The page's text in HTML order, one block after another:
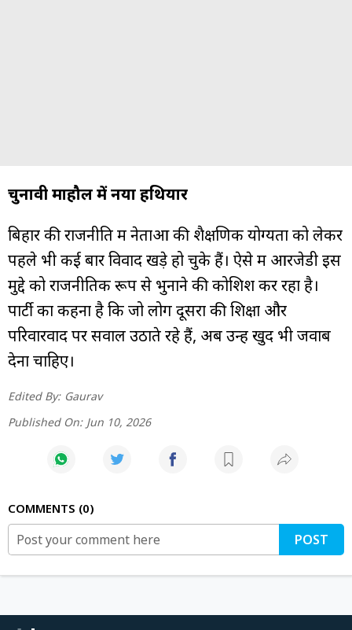
चुनावी माहौल में नया हथियार
बिहार की राजनीति में नेताओं की शैक्षणिक योग्यता को लेकर
पहले भी कई बार विवाद खड़े हो चुके हैं। ऐसे में आरजेडी इस
मुद्दे को राजनीतिक रूप से भुनाने की कोशिश कर रहा है।
पार्टी का कहना है कि जो लोग दूसरों की शिक्षा और
परिवारवाद पर सवाल उठाते रहे हैं, अब उन्हें खुद भी जवाब
देना चाहिए।
Edited By: Gaurav
Published On: Jun 10, 2026
COMMENTS 0
POST